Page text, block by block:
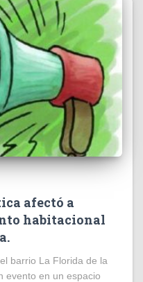
afectó a
habitacional
barrio La Florida de la
evento en un espacio